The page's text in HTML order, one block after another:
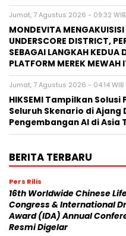
Jumat, 7 Agustus 2026 - 09:32 WIB
MONDEVITA
UNDERSCORE DISTRICT,
SEBAGAI LANGKAH KEDUA
PLATFORM MEREK MEWAH
Jumat, 7 Agustus 2026 - 04:14 WIB
HIKSEMI Tampilkan
Seluruh Skenario di Ajang
Pengembangan AI di Asia
BERITA TERBARU
Pers Rilis
16th Worldwide Chinese
Congress & International
Award (IDA) Annual
Resmi Digelar